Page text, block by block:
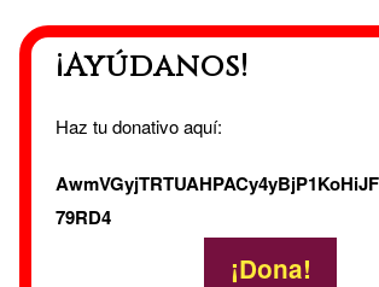
¡Ayúdanos!
Haz tu donativo aquí:
79RD4
¡Dona!